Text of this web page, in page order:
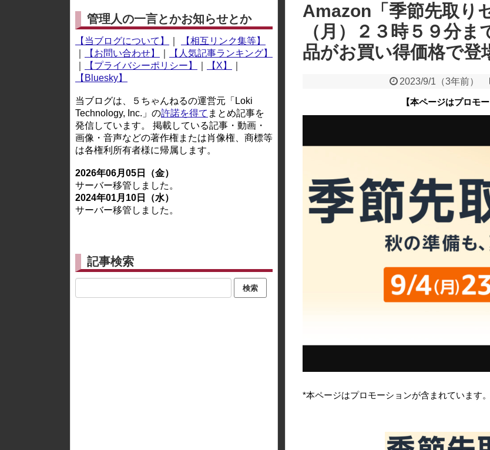
Amazon「季節先取り
（月）２３時５９分
品がお買い得価格で登
2023/9/1 （3年前）
【本ページはプロモ
*本ページはプロモーションが含まれています。
管理人の一言とかお知らせとか
【当ブログについて】
【相互リンク集等】
【お問い合わせ】
【人気記事ランキング】
【プライバシーポリシー】 【X】
【Bluesky】
当ブログは、５ちゃんねるの運営元「Loki
Technology, Inc.」の許諾を得て まとめ記事を
発信しています。 掲載している記事・動画・
画像・音声などの著作権または肖像権、商標等
は各権利所有者様に帰属します。
2026年06月05日（金）
サーバー移管しました。
2024年01月10日（水）
サーバー移管しました。
記事検索